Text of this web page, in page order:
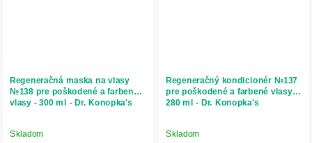
Regeneračná maska na vlasy
№138 pre poškodené a farbené
vlasy - 300 ml - Dr. Konopka's
Skladom
Regeneračný kondicionér №137
pre poškodené a farbené vlasy -
280 ml - Dr. Konopka's
Skladom